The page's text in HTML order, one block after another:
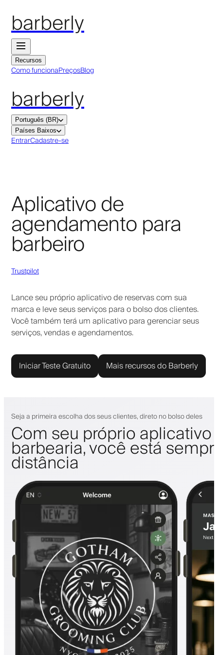
barberly
Recursos
Como funcionaPreçosBlog
barberly
Português (BR)
Países Baixos
EntrarCadastre-se
Aplicativo de
agendamento para
barbeiro
Trustpilot
Lance seu próprio aplicativo de reservas com sua
marca e leve seus serviços para o bolso dos clientes.
Você também terá um aplicativo para gerenciar seus
serviços, vendas e agendamentos.
Iniciar Teste Gratuito Mais recursos do Barberly
Seja a primeira escolha dos seus clientes, direto no bolso deles
Com seu próprio
barbearia, você está
distância